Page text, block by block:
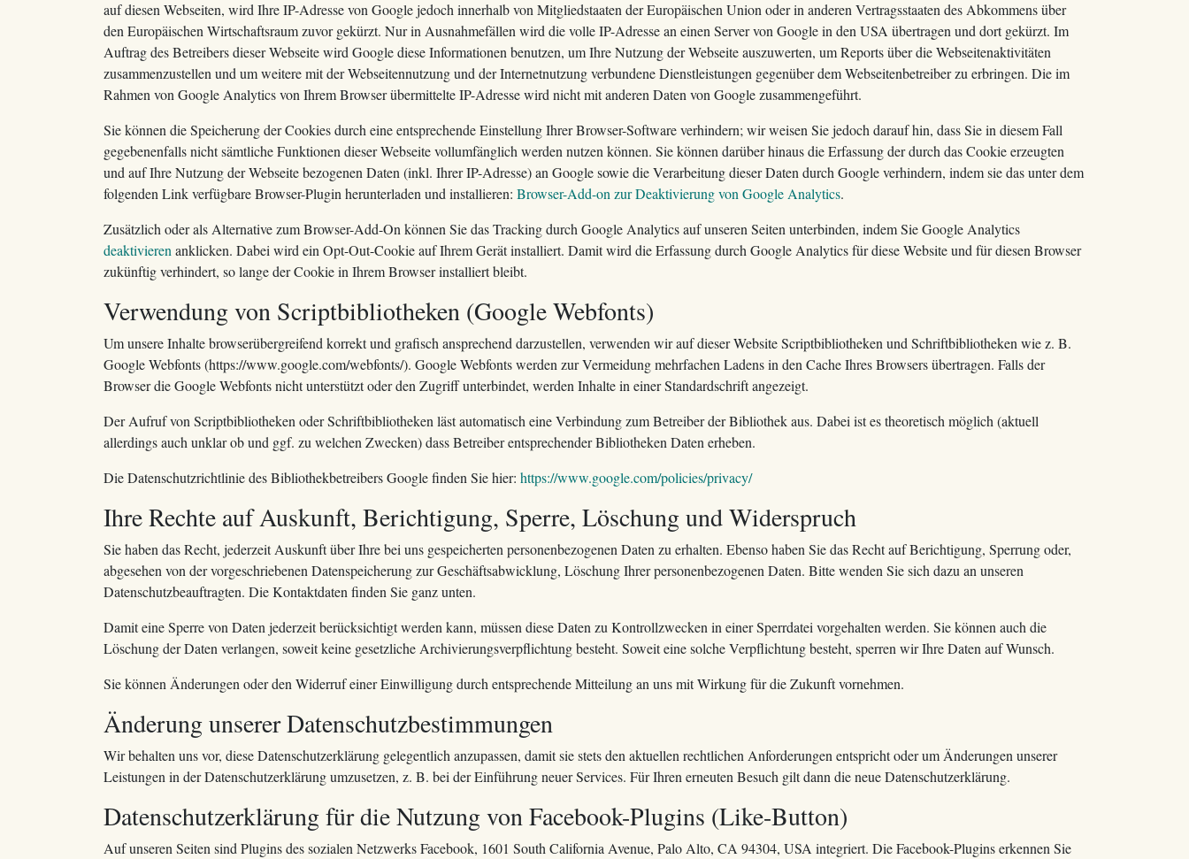
auf diesen Webseiten, wird Ihre IP-Adresse von Google jedoch innerhalb von Mitgliedstaaten der Europäischen Union oder in anderen Vertragsstaaten des Abkommens über
den Europäischen Wirtschaftsraum zuvor gekürzt. Nur in Ausnahmefällen wird die volle IP-Adresse an einen Server von Google in den USA übertragen und dort gekürzt. Im
Auftrag des Betreibers dieser Webseite wird Google diese Informationen benutzen, um Ihre Nutzung der Webseite auszuwerten, um Reports über die Webseitenaktivitäten
zusammenzustellen und um weitere mit der Webseitennutzung und der Internetnutzung verbundene Dienstleistungen gegenüber dem Webseitenbetreiber zu erbringen. Die im
Rahmen von Google Analytics von Ihrem Browser übermittelte IP-Adresse wird nicht mit anderen Daten von Google zusammengeführt.
Sie können die Speicherung der Cookies durch eine entsprechende Einstellung Ihrer Browser-Software verhindern; wir weisen Sie jedoch darauf hin, dass Sie in diesem Fall
gegebenenfalls nicht sämtliche Funktionen dieser Webseite vollumfänglich werden nutzen können. Sie können darüber hinaus die Erfassung der durch das Cookie erzeugten
und auf Ihre Nutzung der Webseite bezogenen Daten (inkl. Ihrer IP-Adresse) an Google sowie die Verarbeitung dieser Daten durch Google verhindern, indem sie das unter dem
folgenden Link verfügbare Browser-Plugin herunterladen und installieren: Browser-Add-on zur Deaktivierung von Google Analytics.
Zusätzlich oder als Alternative zum Browser-Add-On können Sie das Tracking durch Google Analytics auf unseren Seiten unterbinden, indem Sie Google Analytics
deaktivieren anklicken. Dabei wird ein Opt-Out-Cookie auf Ihrem Gerät installiert. Damit wird die Erfassung durch Google Analytics für diese Website und für diesen Browser
zukünftig verhindert, so lange der Cookie in Ihrem Browser installiert bleibt.
Verwendung von Scriptbibliotheken (Google Webfonts)
Um unsere Inhalte browserübergreifend korrekt und grafisch ansprechend darzustellen, verwenden wir auf dieser Website Scriptbibliotheken und Schriftbibliotheken wie z. B.
Google Webfonts (https://www.google.com/webfonts/). Google Webfonts werden zur Vermeidung mehrfachen Ladens in den Cache Ihres Browsers übertragen. Falls der
Browser die Google Webfonts nicht unterstützt oder den Zugriff unterbindet, werden Inhalte in einer Standardschrift angezeigt.
Der Aufruf von Scriptbibliotheken oder Schriftbibliotheken läst automatisch eine Verbindung zum Betreiber der Bibliothek aus. Dabei ist es theoretisch möglich (aktuell
allerdings auch unklar ob und ggf. zu welchen Zwecken) dass Betreiber entsprechender Bibliotheken Daten erheben.
Die Datenschutzrichtlinie des Bibliothekbetreibers Google finden Sie hier: https://www.google.com/policies/privacy/
Ihre Rechte auf Auskunft, Berichtigung, Sperre, Löschung und Widerspruch
Sie haben das Recht, jederzeit Auskunft über Ihre bei uns gespeicherten personenbezogenen Daten zu erhalten. Ebenso haben Sie das Recht auf Berichtigung, Sperrung oder,
abgesehen von der vorgeschriebenen Datenspeicherung zur Geschäftsabwicklung, Löschung Ihrer personenbezogenen Daten. Bitte wenden Sie sich dazu an unseren
Datenschutzbeauftragten. Die Kontaktdaten finden Sie ganz unten.
Damit eine Sperre von Daten jederzeit berücksichtigt werden kann, müssen diese Daten zu Kontrollzwecken in einer Sperrdatei vorgehalten werden. Sie können auch die
Löschung der Daten verlangen, soweit keine gesetzliche Archivierungsverpflichtung besteht. Soweit eine solche Verpflichtung besteht, sperren wir Ihre Daten auf Wunsch.
Sie können Änderungen oder den Widerruf einer Einwilligung durch entsprechende Mitteilung an uns mit Wirkung für die Zukunft vornehmen.
Änderung unserer Datenschutzbestimmungen
Wir behalten uns vor, diese Datenschutzerklärung gelegentlich anzupassen, damit sie stets den aktuellen rechtlichen Anforderungen entspricht oder um Änderungen unserer
Leistungen in der Datenschutzerklärung umzusetzen, z. B. bei der Einführung neuer Services. Für Ihren erneuten Besuch gilt dann die neue Datenschutzerklärung.
Datenschutzerklärung für die Nutzung von Facebook-Plugins (Like-Button)
Auf unseren Seiten sind Plugins des sozialen Netzwerks Facebook, 1601 South California Avenue, Palo Alto, CA 94304, USA integriert. Die Facebook-Plugins erkennen Sie